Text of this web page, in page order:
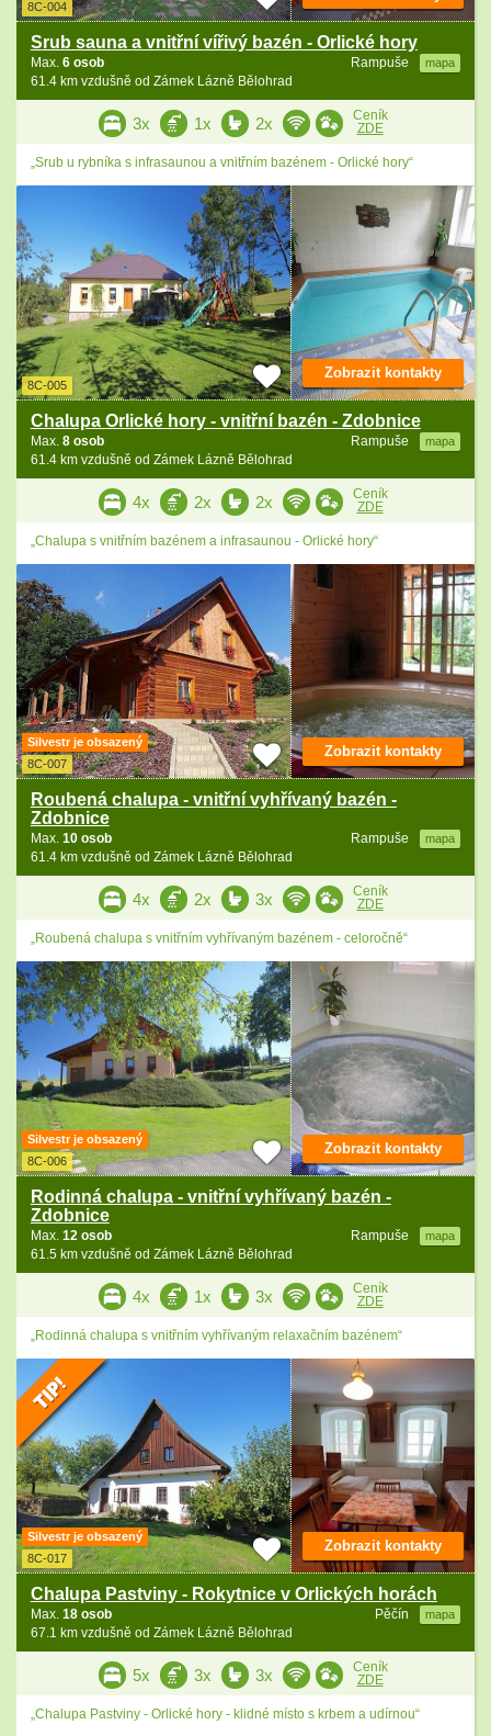
8C-004
Srub sauna a vnitřní vířivý bazén - Orlické hory
Rampuše mapa
Max. 6 osob
61.4 km vzdušně od Zámek Lázně Bělohrad
3x 1x 2x
Ceník
ZDE
„Srub u rybníka s infrasaunou a vnitřním bazénem - Orlické hory“
8C-005
Chalupa Orlické hory - vnitřní bazén - Zdobnice
Rampuše mapa
Max. 8 osob
61.4 km vzdušně od Zámek Lázně Bělohrad
Zobrazit kontakty
4x 2x 2x
Ceník
ZDE
„Chalupa s vnitřním bazénem a infrasaunou - Orlické hory“
Silvestr je obsazený
8C-007
Roubená chalupa - vnitřní vyhřívaný bazén -
Zdobnice
Rampuše mapa
Max. 10 osob
61.4 km vzdušně od Zámek Lázně Bělohrad
Zobrazit kontakty
4x 2x 3x
Ceník
ZDE
„Roubená chalupa s vnitřním vyhřívaným bazénem - celoročně“
Silvestr je obsazený
8C-006
Rodinná chalupa - vnitřní vyhřívaný bazén -
Zdobnice
Rampuše mapa
Max. 12 osob
61.5 km vzdušně od Zámek Lázně Bělohrad
Zobrazit kontakty
4x 1x 3x
Ceník
ZDE
„Rodinná chalupa s vnitřním vyhřívaným relaxačním bazénem“
Silvestr je obsazený
8C-017
Chalupa Pastviny - Rokytnice v Orlických horách
Pěčín mapa
Max. 18 osob
67.1 km vzdušně od Zámek Lázně Bělohrad
Zobrazit kontakty
5x 3x 3x
Ceník
ZDE
„Chalupa Pastviny - Orlické hory - klidné místo s krbem a udírnou“